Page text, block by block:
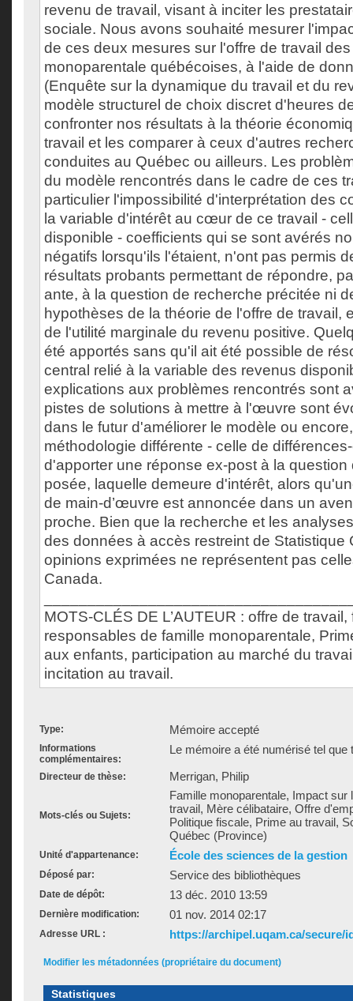
revenu de travail, visant à inciter les
sociale. Nous avons souhaité mesurer
de ces deux mesures sur l'offre de travail
monoparentale québécoises, à l'aide de
(Enquête sur la dynamique du travail et du
modèle structurel de choix discret d'heures
confronter nos résultats à la théorie
travail et les comparer à ceux d'autres
conduites au Québec ou ailleurs. Les
du modèle rencontrés dans le cadre de ces
particulier l'impossibilité d'interprétation des
la variable d'intérêt au cœur de ce travail -
disponible - coefficients qui se sont avérés
négatifs lorsqu'ils l'étaient, n'ont pas permis
résultats probants permettant de répondre,
ante, à la question de recherche précitée ni
hypothèses de la théorie de l'offre de travail,
de l'utilité marginale du revenu positive.
été apportés sans qu'il ait été possible de
central relié à la variable des revenus
explications aux problèmes rencontrés sont
pistes de solutions à mettre à l'œuvre sont
dans le futur d'améliorer le modèle ou
méthodologie différente - celle de
d'apporter une réponse ex-post à la question
posée, laquelle demeure d'intérêt, alors
de main-d’œuvre est annoncée dans un
proche. Bien que la recherche et les
des données à accès restreint de Statistique
opinions exprimées ne représentent pas
Canada.
MOTS-CLÉS DE L’AUTEUR : offre de travail,
responsables de famille monoparentale,
aux enfants, participation au marché du
incitation au travail.
Type: Mémoire accepté
Informations
complémentaires:
Le mémoire a été numérisé tel que
Directeur de thèse: Merrigan, Philip
Mots-clés ou Sujets:
Famille monoparentale, Impact sur
travail, Mère célibataire, Offre
Politique fiscale, Prime au travail,
Québec (Province)
Unité d'appartenance: École des sciences de la gestion
Déposé par: Service des bibliothèques
Date de dépôt: 13 déc. 2010 13:59
Dernière modification: 01 nov. 2014 02:17
Adresse URL : https://archipel.uqam.ca/secure/
Modifier les métadonnées (propriétaire du document)
Statistiques